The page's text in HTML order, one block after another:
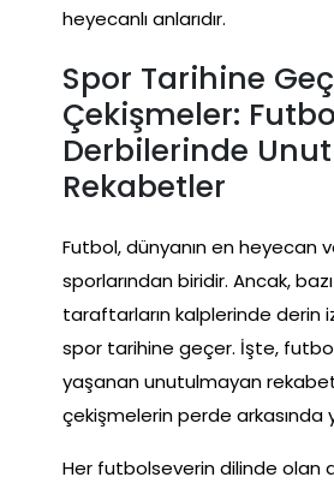
heyecanlı anlarıdır.
Spor Tarihine
Çekişmeler:
Derbilerinde
Rekabetler
Futbol, dünyanın en heyecan
sporlarından biridir. Ancak,
taraftarların kalplerinde derin
spor tarihine geçer. İşte,
yaşanan unutulmayan
çekişmelerin perde arkasında
Her futbolseverin dilinde olan